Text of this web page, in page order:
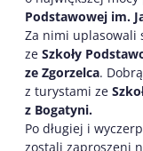
Podstawowej im.
Za nimi uplasowali
ze Szkoły
ze Zgorzelca.
z turystami ze
z Bogatyni.
Po długiej i
zostali zaproszeni